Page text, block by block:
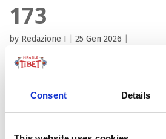
Consent Details
173
by Redazione I 25 Gen 2026